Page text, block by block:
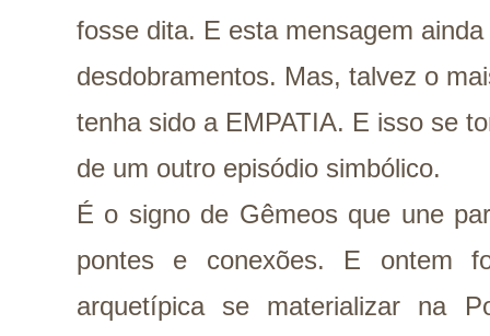
fosse dita. E esta mensagem
desdobramentos. Mas, talvez o
tenha sido a EMPATIA. E isso se
de um outro episódio simbólico.
É o signo de Gêmeos que une
pontes e conexões. E ontem
arquetípica se materializar na